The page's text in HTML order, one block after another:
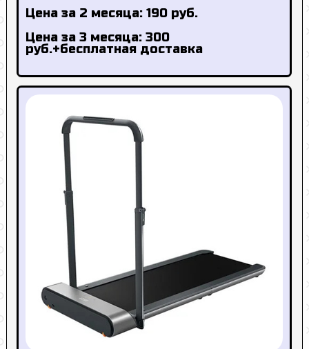
Цена за 2 месяца: 190 руб.
Цена за 3 месяца: 300
руб.+бесплатная доставка